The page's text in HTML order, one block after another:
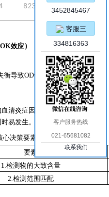
823
效应）
衡导致OD值异常降低，造成
清炎症因子、肿瘤标志物）
易发生。
决策要素
要素
1.检测物的大致含量
2.检测范围匹配
3452845467
客服三
334816363
客户服务热线
021-65681082
联系我们